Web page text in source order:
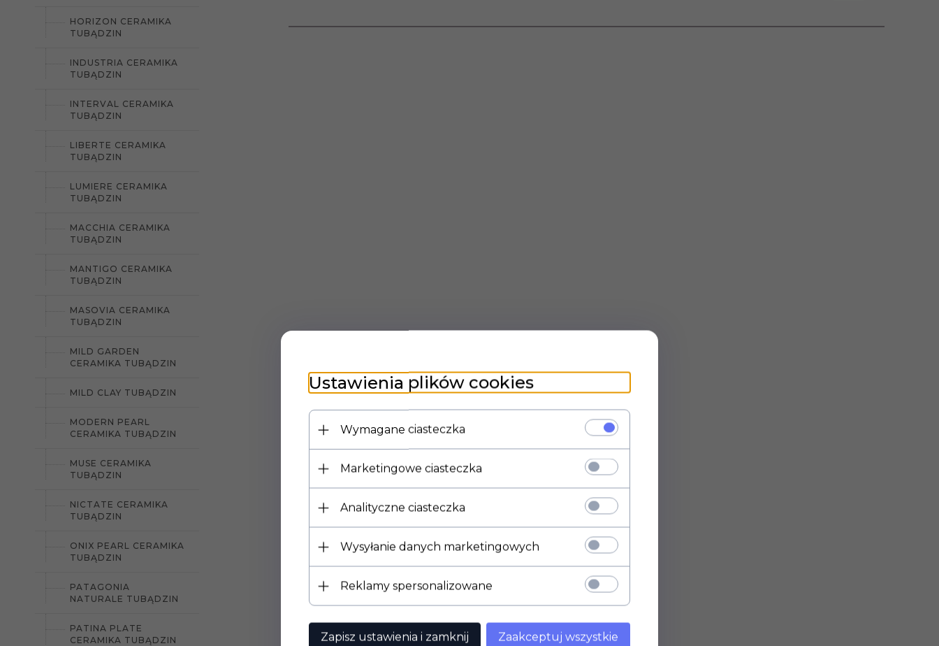
HORIZON CERAMIKA
TUBĄDZIN
INDUSTRIA CERAMIKA
TUBĄDZIN
INTERVAL CERAMIKA
TUBĄDZIN
LIBERTE CERAMIKA
TUBĄDZIN
LUMIERE CERAMIKA
TUBĄDZIN
MACCHIA CERAMIKA
TUBĄDZIN
MANTIGO CERAMIKA
TUBĄDZIN
MASOVIA CERAMIKA
TUBĄDZIN
MILD GARDEN
CERAMIKA TUBĄDZIN
MILD CLAY TUBĄDZIN
MODERN PEARL
CERAMIKA TUBĄDZIN
MUSE CERAMIKA
TUBĄDZIN
NICTATE CERAMIKA
TUBĄDZIN
ONIX PEARL CERAMIKA
TUBĄDZIN
PATAGONIA
NATURALE TUBĄDZIN
PATINA PLATE
CERAMIKA TUBĄDZIN
Ustawienia plików cookies
Wymagane ciasteczka
Marketingowe ciasteczka
Analityczne ciasteczka
Wysyłanie danych marketingowych
Reklamy spersonalizowane
Zapisz ustawienia i zamknij Zaakceptuj wszystkie